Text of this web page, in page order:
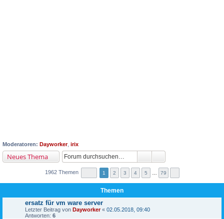
Moderatoren: Dayworker, irix
Neues Thema
1962 Themen 1 2 3 4 5 79
Themen
ersatz für vm ware server
Letzter Beitrag von Dayworker« 02.05.2018, 09:40
Antworten: 6